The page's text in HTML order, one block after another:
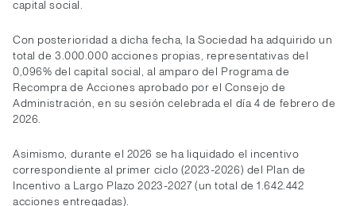
capital social.
Con posterioridad a dicha fecha, la Sociedad ha adquirido un
total de 3.000.000 acciones propias, representativas del
0,096% del capital social, al amparo del Programa de
Recompra de Acciones aprobado por el Consejo de
Administración, en su sesión celebrada el día 4 de febrero de
2026.
Asimismo, durante el 2026 se ha liquidado el incentivo
correspondiente al primer ciclo (2023-2026) del Plan de
Incentivo a Largo Plazo 2023-2027 (un total de 1.642.442
acciones entregadas).